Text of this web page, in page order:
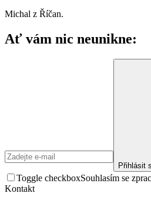
Michal z Říčan.
Ať vám nic neunikne:
Přihlásit
Toggle checkboxSouhlasím se
Kontakt